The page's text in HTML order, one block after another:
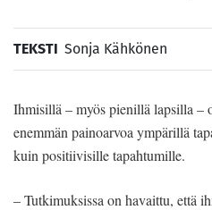
TEKSTI Sonja Kähkönen
Ihmisillä – myös pienillä lapsilla –
enemmän painoarvoa ympärillä
kuin positiivisille tapahtumille.
– Tutkimuksissa on havaittu, että